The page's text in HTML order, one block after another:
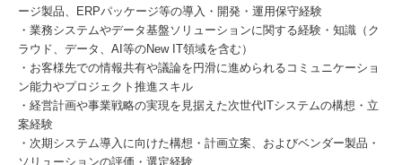
ージ製品、ERPパッケージ等の導入・開発・運用保守経験
・業務システムやデータ基盤ソリューションに関する経験・知識（ク
ラウド、データ、AI等のNew IT領域を含む）
・お客様先での情報共有や議論を円滑に進められるコミュニケーショ
ン能力やプロジェクト推進スキル
・経営計画や事業戦略の実現を見据えた次世代ITシステムの構想・立
案経験
・次期システム導入に向けた構想・計画立案、およびベンダー製品・
ソリューションの評価・選定経験